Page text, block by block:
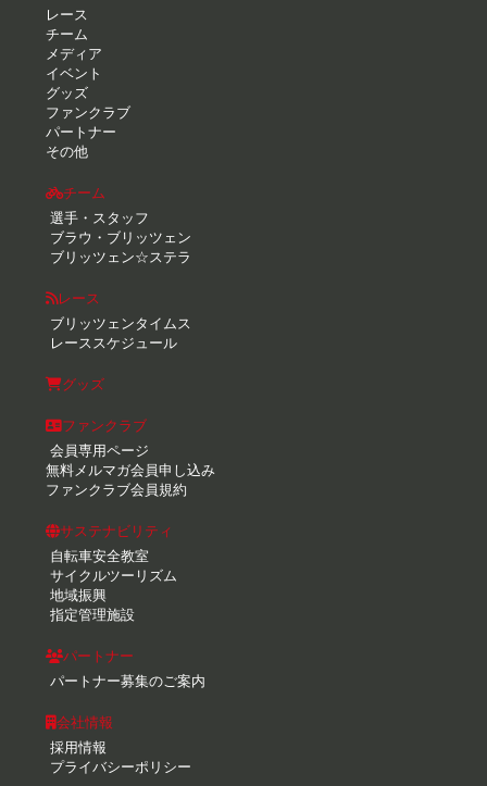
レース
チーム
メディア
イベント
グッズ
ファンクラブ
パートナー
その他
チーム
選手・スタッフ
ブラウ・ブリッツェン
ブリッツェン☆ステラ
レース
ブリッツェンタイムス
レーススケジュール
グッズ
ファンクラブ
会員専用ページ
無料メルマガ会員申し込み
ファンクラブ会員規約
サステナビリティ
自転車安全教室
サイクルツーリズム
地域振興
指定管理施設
パートナー
パートナー募集のご案内
会社情報
採用情報
プライバシーポリシー